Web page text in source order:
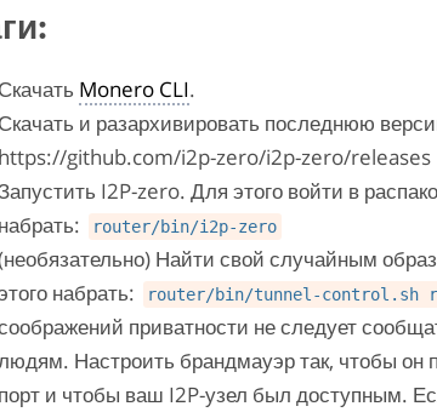
Скачать Monero CLI.
Скачать и разархивировать последнюю
https://github.com/i2p-zero/i2p-zero/releases
I2P-zero. Для этого войти в
набрать:
router/bin/i2p-zero
Найти свой случайным
набрать:
router/bin/tunnel-control.sh
приватности не следует
Настроить брандмауэр так, чтобы он
порт и чтобы ваш I2P-узел был доступным.